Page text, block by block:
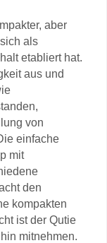
aber
als
etabliert hat.
aus und
von
einfache
mit
den
kompakten
ist der Qutie
mitnehmen.